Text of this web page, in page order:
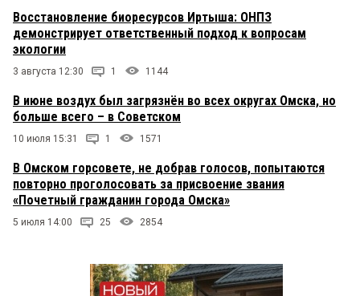
Восстановление биоресурсов Иртыша: ОНПЗ
демонстрирует ответственный подход к вопросам
экологии
3 августа 12:30 1 1144
В июне воздух был загрязнён во всех округах Омска, но
больше всего – в Советском
10 июля 15:31 1 1571
В Омском горсовете, не добрав голосов, попытаются
повторно проголосовать за присвоение звания
«Почетный гражданин города Омска»
5 июля 14:00 25 2854